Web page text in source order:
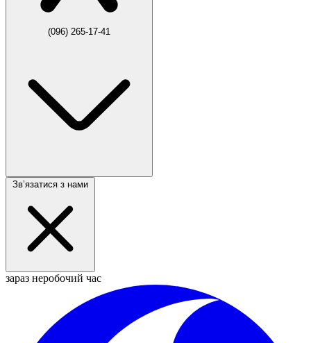
(096) 265-17-41
Звʼязатися з нами
зараз неробочий час